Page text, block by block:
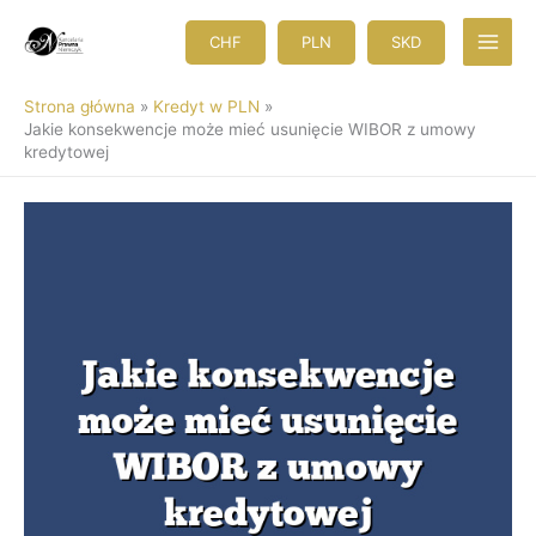
CHF PLN SKD
Strona główna
Kredyt w PLN
Jakie konsekwencje może mieć usunięcie WIBOR z umowy
kredytowej